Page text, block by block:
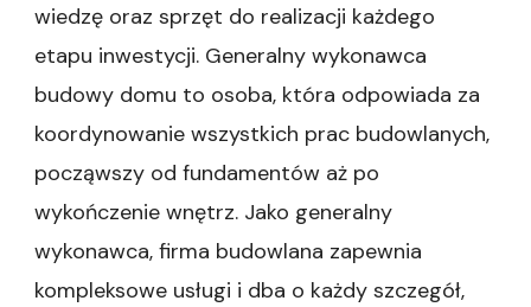
wiedzę oraz sprzęt do realizacji każdego
etapu inwestycji. Generalny wykonawca
budowy domu to osoba, która odpowiada za
koordynowanie wszystkich prac budowlanych,
począwszy od fundamentów aż po
wykończenie wnętrz. Jako generalny
wykonawca, firma budowlana zapewnia
kompleksowe usługi i dba o każdy szczegół,